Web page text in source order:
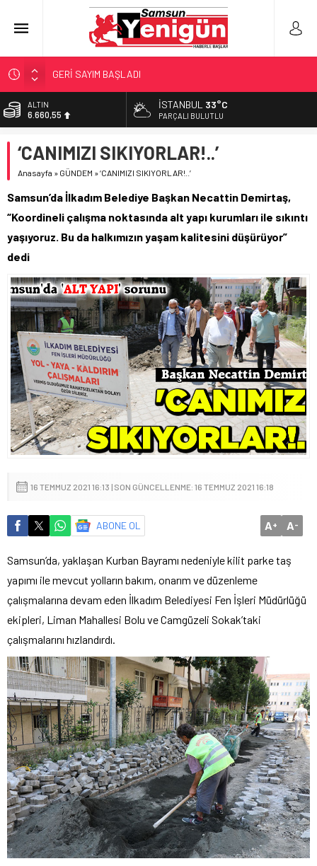
GERİ SAYIM BAŞLADI
SAMSUNSPOR’DA HEDEF 5’İNCİLİK!
‘BAFRA’YA YATIRIM YAPIN!’
YÖNETİCİ SEÇERKEN YAPILAN EN BÜYÜK HATALAR
ALTIN
6.660,55
13.779,39
DOLAR
55,1881
İSTANBUL 33°C
PARÇALI BULUTLU
‘CANIMIZI SIKIYORLAR!..’
Anasayfa » GÜNDEM »‘CANIMIZI SIKIYORLAR!..’
Samsun’da İlkadım Belediye Başkan Necattin Demirtaş,
“Koordineli çalışma noktasında alt yapı kurumları ile sıkıntı
yaşıyoruz. Bu da halkımızın yaşam kalitesini düşürüyor”
dedi
16 TEMMUZ 2021 16:13 | SON GÜNCELLENME: 16 TEMMUZ 2021 16:18
ABONE OL A+ A-
Samsun’da, yaklaşan Kurban Bayramı nedeniyle kilit parke taş
yapımı ile mevcut yolların bakım, onarım ve düzenleme
çalışmalarına devam eden İlkadım Belediyesi Fen İşleri Müdürlüğü
ekipleri, Liman Mahallesi Bolu ve Camgüzeli Sokak’taki
çalışmalarını hızlandırdı.